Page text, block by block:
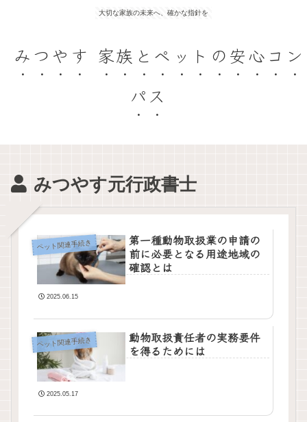
大切な家族の未来へ、確かな指針を
みつやす 家族とペットの安心コン
パス
みつやす元行政書士
ペット関連手続き
第一種動物取扱業の申請の
前に必要となる用途地域の
確認とは
2025.06.15
ペット関連手続き
動物取扱責任者の実務要件
を得るためには
2025.05.17